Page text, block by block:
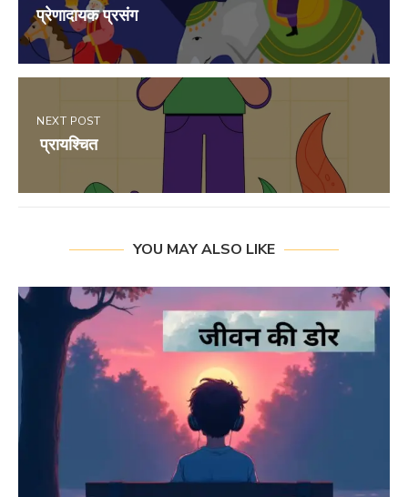
प्रेणादायक प्रसंग
NEXT POST
प्रायश्चित
YOU MAY ALSO LIKE